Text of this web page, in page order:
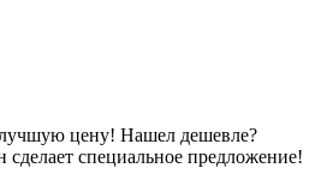
цену! Нашел дешевле?
специальное предложение!